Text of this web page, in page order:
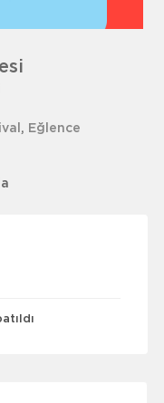
, Eğlence